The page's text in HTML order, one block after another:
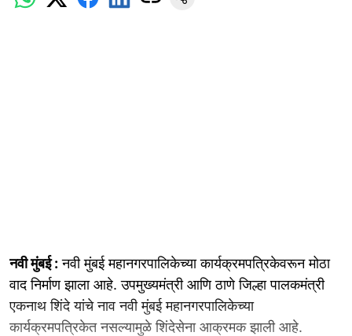
नवी मुंबई : नवी मुंबई महानगरपालिकेच्या कार्यक्रमपत्रिकेवरून मोठा
वाद निर्माण झाला आहे. उपमुख्यमंत्री आणि ठाणे जिल्हा पालकमंत्री
एकनाथ शिंदे यांचे नाव नवी मुंबई महानगरपालिकेच्या
कार्यक्रमपत्रिकेत नसल्यामुळे शिंदेसेना आक्रमक झाली आहे.